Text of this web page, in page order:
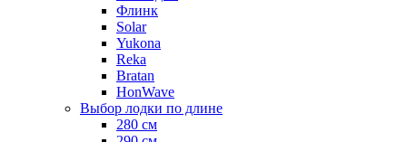
Флинк
Solar
Yukona
Reka
Bratan
HonWave
Выбор лодки по длине
280 см